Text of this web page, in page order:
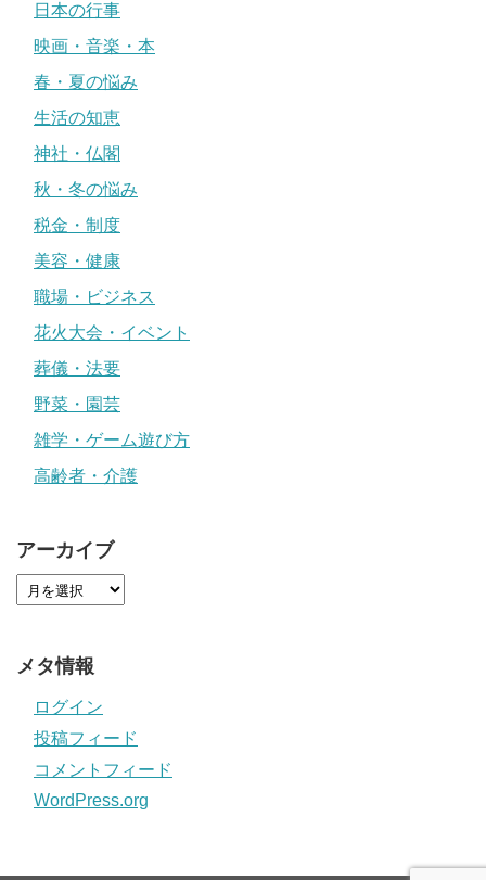
日本の行事
映画・音楽・本
春・夏の悩み
生活の知恵
神社・仏閣
秋・冬の悩み
税金・制度
美容・健康
職場・ビジネス
花火大会・イベント
葬儀・法要
野菜・園芸
雑学・ゲーム遊び方
高齢者・介護
アーカイブ
メタ情報
ログイン
投稿フィード
コメントフィード
WordPress.org